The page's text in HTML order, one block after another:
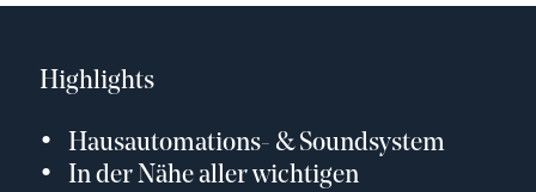
Highlights
Hausautomations- & Soundsystem
In der Nähe aller wichtigen